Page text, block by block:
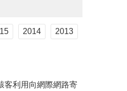
2014 2013
客利用向網際網路寄